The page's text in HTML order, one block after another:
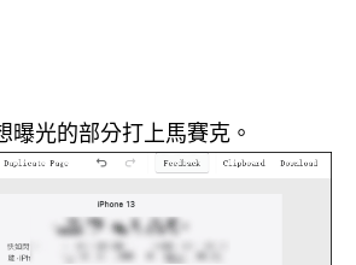
曝光的部分打上馬賽克。